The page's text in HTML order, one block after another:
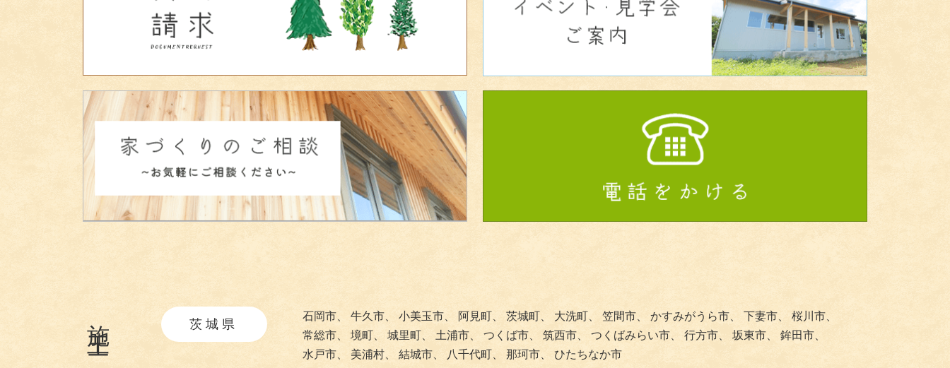
茨城県
石岡市、 牛久市、 小美玉市、 阿見町、 茨城町、 大洗町、 笠間市、 かすみがうら市、 下妻市、
桜川市、
常総市、
境町、 城里町、 土浦市、 つくば市、 筑西市、 つくばみらい市、 行方市、 坂東市、
鉾田市、
水戸市、
美浦村、 結城市、 八千代町、 那珂市、 ひたちなか市